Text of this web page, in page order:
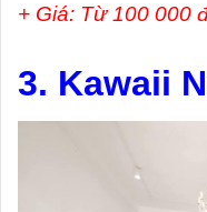
+ Giá: Từ 100 000
3. Kawaii